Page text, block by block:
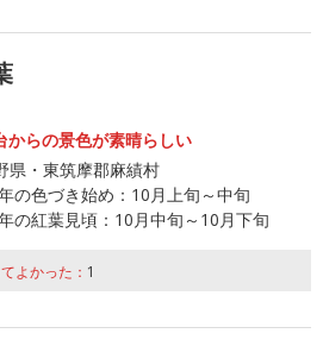
からの景色が素晴らしい
県・東筑摩郡麻績村
の色づき始め： 10月上旬～中旬
の紅葉見頃： 10月中旬～10月下旬
よかった： 1